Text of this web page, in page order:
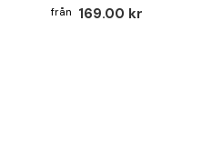
169.00 kr